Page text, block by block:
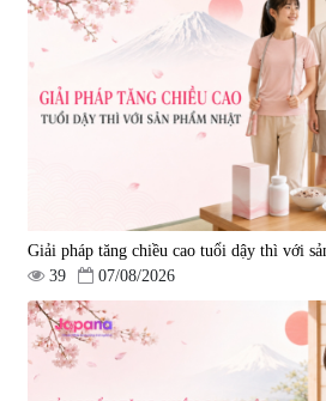
543.205
690.000 đ
Viên uống hỗ trợ giấc ngủ Fujina
Sleepy Nhật Bản 80 viên
|13.760
580.000 đ
điều
Gold
Giải pháp tăng chiều cao tuổi dậy thì với
39
07/08/2026